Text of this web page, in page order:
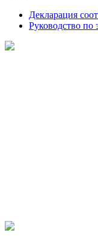
Декларация
Руководство